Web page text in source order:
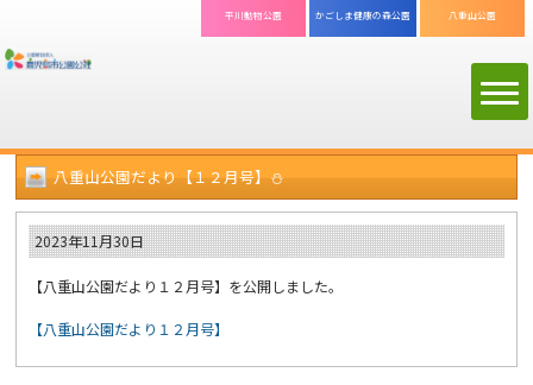
平川動物公園 かごしま健康の森公園 八重山公園
八重山公園だより【１２月号】⛄
2023年11月30日
【八重山公園だより１２月号】を公開しました。
【八重山公園だより１２月号】